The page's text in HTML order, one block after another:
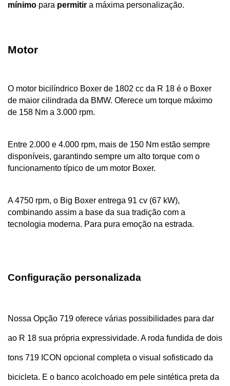
mínimo para permitir a máxima personalização.
Motor
O motor bicilíndrico Boxer de 1802 cc da R 18 é o Boxer
de maior cilindrada da BMW. Oferece um torque máximo
de 158 Nm a 3.000 rpm.
Entre 2.000 e 4.000 rpm, mais de 150 Nm estão sempre
disponíveis, garantindo sempre um alto torque com o
funcionamento típico de um motor Boxer.
A 4750 rpm, o Big Boxer entrega 91 cv (67 kW),
combinando assim a base da sua tradição com a
tecnologia moderna. Para pura emoção na estrada.
Configuração personalizada
Nossa Opção 719 oferece várias possibilidades para dar
ao R 18 sua própria expressividade. A roda fundida de dois
tons 719 ICON opcional completa o visual sofisticado da
bicicleta. E o banco acolchoado em pele sintética preta da